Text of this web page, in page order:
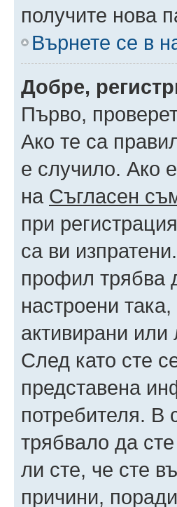
получите нова
Върнете се в
Добре,
Първо,
Ако те са
е случило. Ако
на Съгласен
при
са ви
профил трябва
настроени
активирани или
След като сте
представена
потребителя. В
трябвало да
ли сте, че сте
причини,